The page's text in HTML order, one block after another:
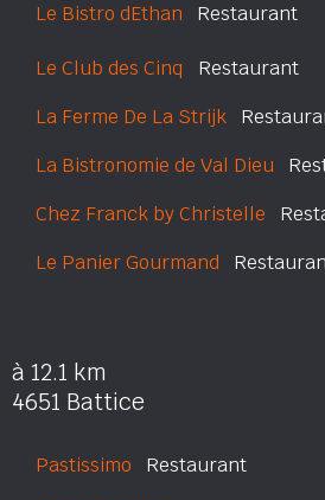
Le Bistro dEthan Restaurant
Le Club des Cinq Restaurant
La Ferme De La Strijk
La Bistronomie de Val Dieu
Chez Franck by Christelle
Le Panier Gourmand
à 12.1 km
4651 Battice
Pastissimo Restaurant